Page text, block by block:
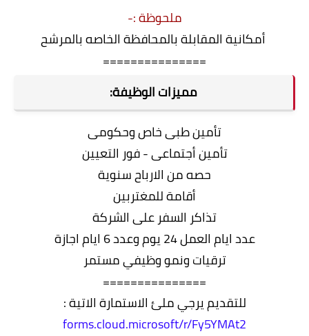
ملحوظة :-
أمكانية المقابلة بالمحافظة الخاصه بالمرشح
===============
مميزات الوظيفة:
تأمين طبى خاص وحكومى
تأمين أجتماعى - فور التعيين
حصه من الارباح سنوية
أقامة للمغتربين
تذاكر السفر على الشركة
عدد ايام العمل 24 يوم وعدد 6 ايام اجازة
ترقيات ونمو وظيفي مستمر
===============
للتقديم يرجي ملئ الاستمارة الاتية :
forms.cloud.microsoft/r/Fy5YMAt2